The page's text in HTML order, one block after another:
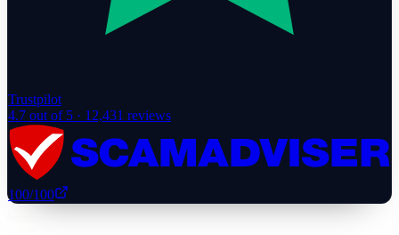
Trustpilot
4.7 out of 5 · 12,431 reviews
100/100